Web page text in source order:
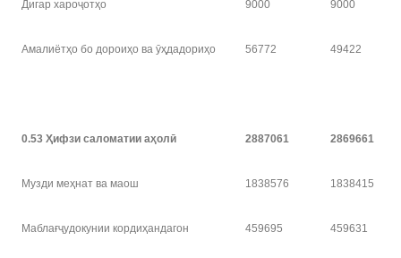
Дигар хароҷотҳо 9000 9000
Амалиётҳо бо дороиҳо ва ӯҳдадориҳо 56772 49422
0.53 Ҳифзи саломатии аҳолӣ 2887061 2869661
Музди меҳнат ва маош 1838576 1838415
Маблағҷудокунии кордиҳандагон 459695 459631